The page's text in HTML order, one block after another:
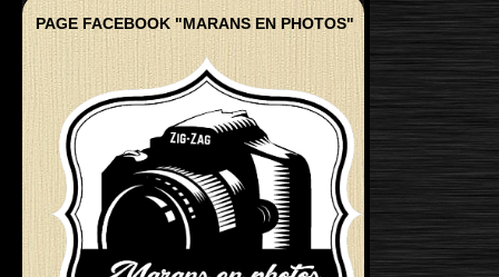
PAGE FACEBOOK "MARANS EN PHOTOS"